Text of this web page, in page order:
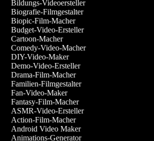
Bildungs-Videoersteller
Biografie-Filmgestalter
Biopic-Film-Macher
Budget-Video-Ersteller
Cartoon-Macher
Comedy-Video-Macher
DIY-Video-Maker
Demo-Video-Ersteller
Drama-Film-Macher
Familien-Filmgestalter
Fan-Video-Maker
Fantasy-Film-Macher
ASMR-Video-Ersteller
Action-Film-Macher
Android Video Maker
Animations-Generator